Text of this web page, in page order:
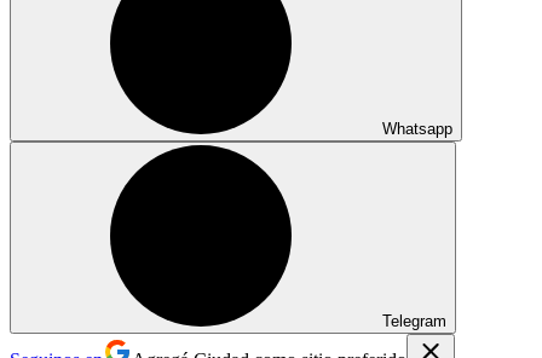
Whatsapp
Telegram